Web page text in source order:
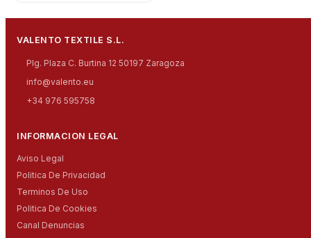
VALENTO TEXTILE S.L.
Plg. Plaza C. Burtina 12 50197 Zaragoza
info@valento.eu
+34 976 595758
INFORMACION LEGAL
Aviso Legal
Politica De Privacidad
Terminos De Uso
Politica De Cookies
Canal Denuncias